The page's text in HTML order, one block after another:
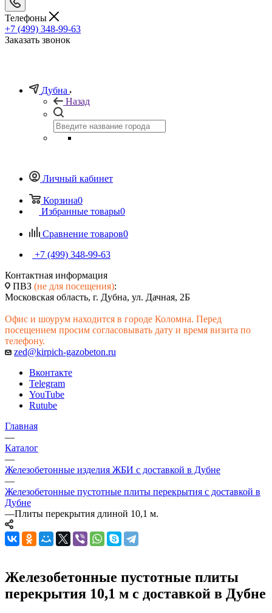
Телефоны
+7 (499) 348-99-63
Заказать звонок
Дубна
Назад
Личный кабинет
Корзина0
Избранные товары0
Сравнение товаров0
+7 (499) 348-99-63
Контактная информация
ПВЗ (не для посещения):
Московская область, г. Дубна, ул. Дачная, 2Б
Офис и шоурум находится в городе Коломна. Перед
посещением просим согласовывать дату и время визита по
телефону.
zed@kirpich-gazobeton.ru
Вконтакте
Telegram
YouTube
Rutube
Главная
—
Каталог
—
Железобетонные изделия ЖБИ с доставкой в Дубне
—
Железобетонные пустотные плиты перекрытия с доставкой в
Дубне
—Плиты перекрытия длиной 10,1 м.
Железобетонные пустотные плиты
перекрытия 10,1 м с доставкой в Дубне